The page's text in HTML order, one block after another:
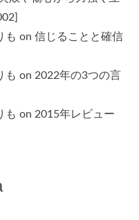
も on 信じることと確信
も on 2022年の3つの言
も on 2015年レビュー